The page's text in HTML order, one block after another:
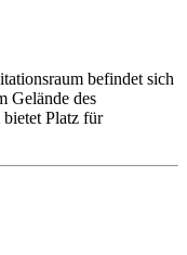
befindet sich
Gelände des
Platz für